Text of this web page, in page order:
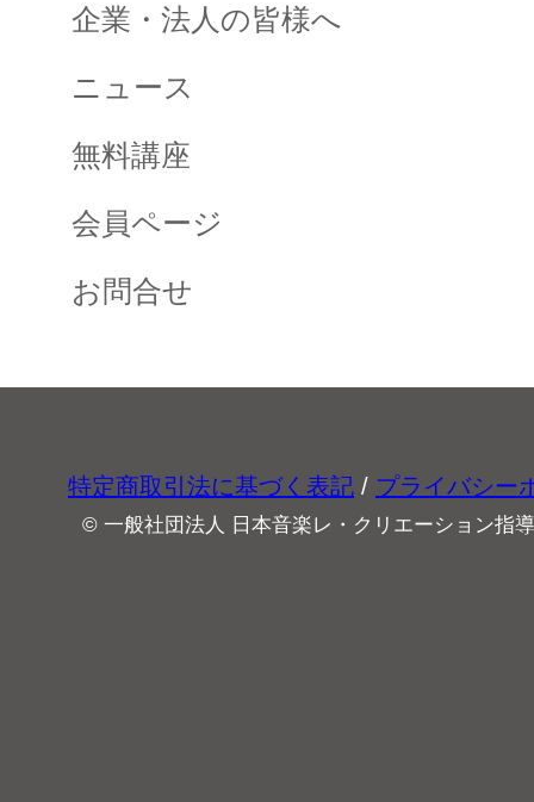
企業・法人の皆様へ
ニュース
無料講座
会員ページ
お問合せ
特定商取引法に基づく表記 / プライバシー
© 一般社団法人 日本音楽レ・クリエーション指